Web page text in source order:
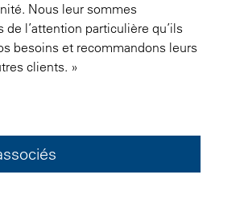
Nous leur sommes
de l’attention particulière qu’ils
besoins et recommandons leurs
clients. »